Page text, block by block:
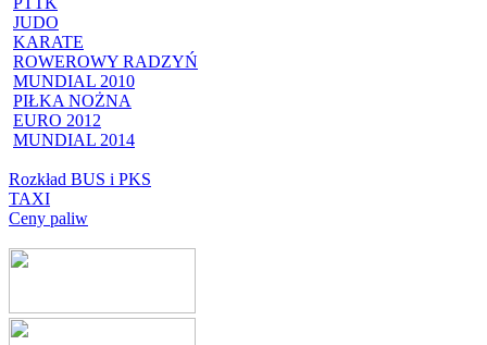
JUDO
KARATE
ROWEROWY RADZYŃ
MUNDIAL 2010
PIŁKA NOŻNA
EURO 2012
MUNDIAL 2014
Rozkład BUS i PKS
TAXI
Ceny paliw